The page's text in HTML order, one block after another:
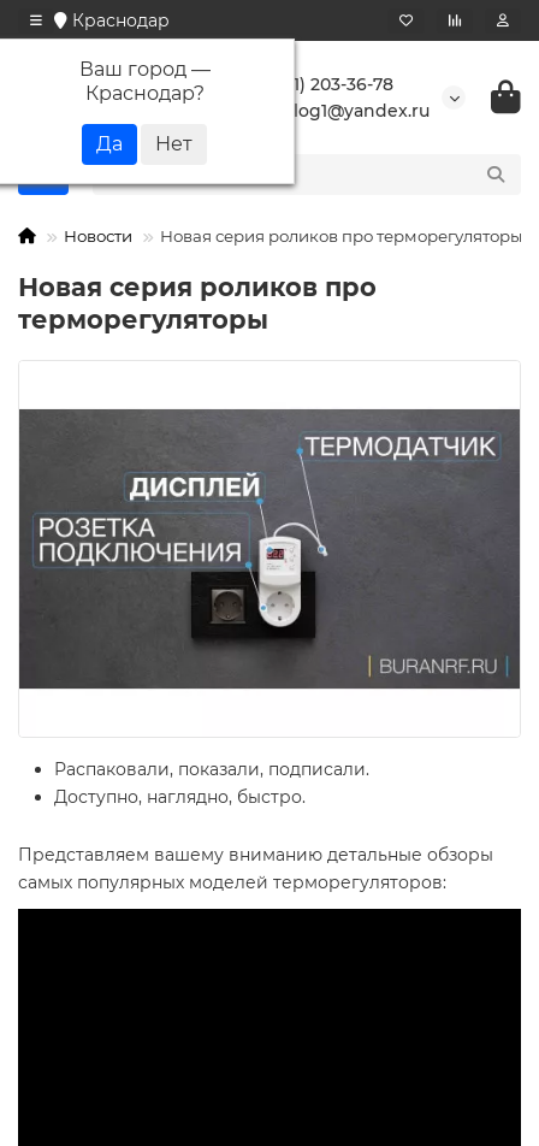
Краснодар
Ваш город —
Краснодар?
+7 (861) 203-36-78
buranlog1@yandex.ru
Новости Новая серия роликов про терморегуляторы
Новая серия роликов про
терморегуляторы
Распаковали, показали, подписали.
Доступно, наглядно, быстро.
Представляем вашему вниманию детальные обзоры
самых популярных моделей терморегуляторов: